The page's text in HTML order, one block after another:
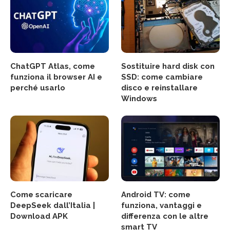
ChatGPT Atlas, come
funziona il browser AI e
perché usarlo
Sostituire hard disk con
SSD: come cambiare
disco e reinstallare
Windows
Come scaricare
DeepSeek dall’Italia |
Download APK
Android TV: come
funziona, vantaggi e
differenza con le altre
smart TV